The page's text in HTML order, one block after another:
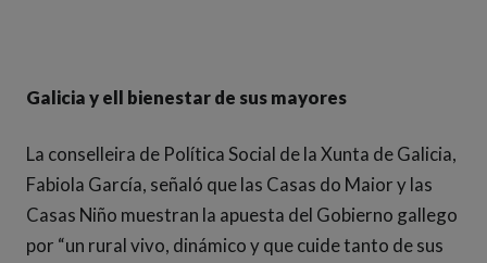
Galicia y ell bienestar de sus mayores
La conselleira de Política Social de la Xunta de Galicia,
Fabiola García, señaló que las Casas do Maior y las
Casas Niño muestran la apuesta del Gobierno gallego
por “un rural vivo, dinámico y que cuide tanto de sus